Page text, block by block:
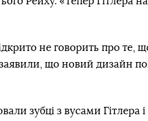
не говорить про те,
що новий дизайн
зубці з вусами Гітлера і